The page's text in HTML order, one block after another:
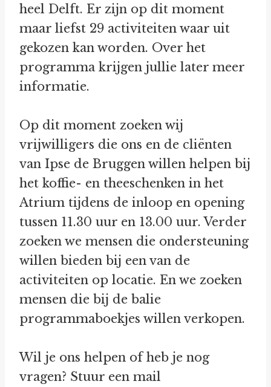
heel Delft. Er zijn op dit moment
maar liefst 29 activiteiten waar uit
gekozen kan worden. Over het
programma krijgen jullie later meer
informatie.
Op dit moment zoeken wij
vrijwilligers die ons en de cliënten
van Ipse de Bruggen willen helpen bij
het koffie- en theeschenken in het
Atrium tijdens de inloop en opening
tussen 11.30 uur en 13.00 uur. Verder
zoeken we mensen die ondersteuning
willen bieden bij een van de
activiteiten op locatie. En we zoeken
mensen die bij de balie
programmaboekjes willen verkopen.
Wil je ons helpen of heb je nog
vragen? Stuur een mail